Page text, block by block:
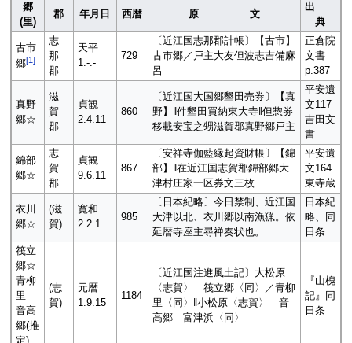
郷
(里)
郡 年月日 西暦 原 文
出
典
古市
郷[1]
志
那
郡
天平
1.-.-
729
〔近江国志那郡計帳〕【古市】
古市郷／戸主大友但波志吉備麻
呂
正倉院
文書
p.387
真野
郷☆
滋
賀
郡
貞観
2.4.11
860
〔近江国大国郷墾田売券〕【真
野】‖件墾田買納東大寺‖但惣券
移載安宝之甥滋賀郡真野郷戸主
平安遺
文117
吉田文
書
錦部
郷☆
志
賀
郡
貞観
9.6.11
867
〔安祥寺伽藍縁起資財帳〕【錦
部】‖在近江国志賀郡錦部郷大
津村庄家一区券文三枚
平安遺
文164
東寺蔵
衣川
郷☆
(滋
賀)
寛和
2.2.1
985
〔日本紀略〕今日禁制、近江国
大津以北、衣川郷以南漁猟。依
延暦寺座主尋禅奏状也。
日本紀
略、同
日条
筏立
郷☆
青柳
里
音高
郷(推
定)
(志
賀)
元暦
1.9.15
1184
〔近江国注進風土記〕大松原
〈志賀〉 筏立郷〈同〉／青柳
里〈同〉‖小松原〈志賀〉 音
高郷 富津浜〈同〉
『山槐
記』同
日条